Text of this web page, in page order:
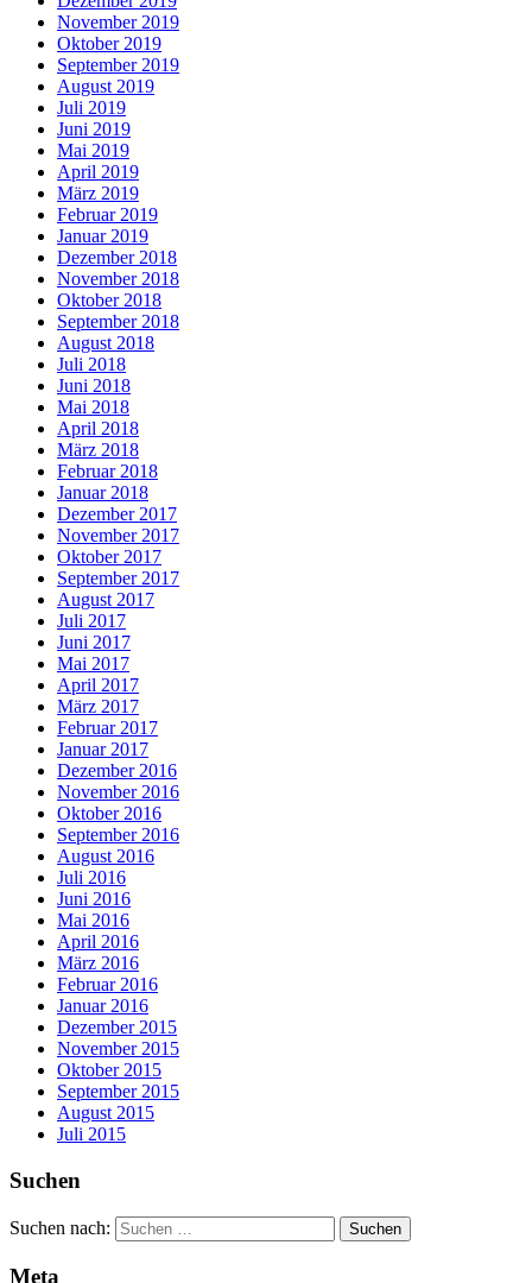
November 2019
Oktober 2019
September 2019
August 2019
Juli 2019
Juni 2019
Mai 2019
April 2019
März 2019
Februar 2019
Januar 2019
Dezember 2018
November 2018
Oktober 2018
September 2018
August 2018
Juli 2018
Juni 2018
Mai 2018
April 2018
März 2018
Februar 2018
Januar 2018
Dezember 2017
November 2017
Oktober 2017
September 2017
August 2017
Juli 2017
Juni 2017
Mai 2017
April 2017
März 2017
Februar 2017
Januar 2017
Dezember 2016
November 2016
Oktober 2016
September 2016
August 2016
Juli 2016
Juni 2016
Mai 2016
April 2016
März 2016
Februar 2016
Januar 2016
Dezember 2015
November 2015
Oktober 2015
September 2015
August 2015
Juli 2015
Suchen
Suchen nach:
Meta